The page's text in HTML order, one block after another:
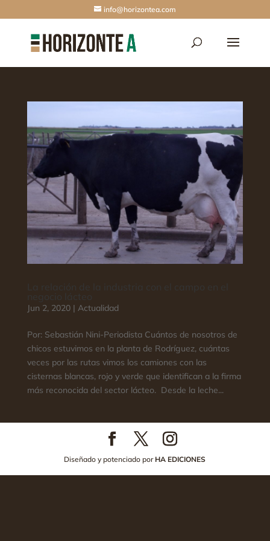
info@horizontea.com
Jun 2, 2020| Actualidad
Por: Sebastián Nini-Periodista Cuántos de nosotros de
chicos estuvimos en la planta de Rodríguez, cuántas
veces por las rutas vimos los camiones con las
cisternas blancas, rojo y verde que identifican a la firma
más reconocida del sector lácteo. Desde la leche...
Diseñado y potenciado por HA EDICIONES